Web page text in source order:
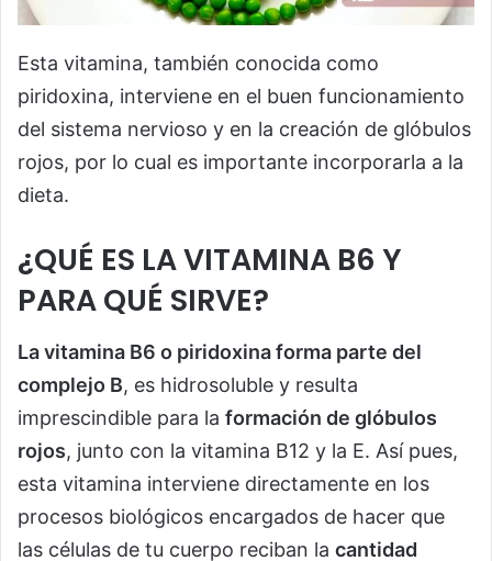
Esta vitamina, también conocida como
piridoxina, interviene en el buen funcionamiento
del sistema nervioso y en la creación de glóbulos
rojos, por lo cual es importante incorporarla a la
dieta.
¿QUÉ ES LA VITAMINA B6 Y
PARA QUÉ SIRVE?
La vitamina B6 o piridoxina forma parte del
complejo B, es hidrosoluble y resulta
imprescindible para la formación de glóbulos
rojos, junto con la vitamina B12 y la E. Así pues,
esta vitamina interviene directamente en los
procesos biológicos encargados de hacer que
las células de tu cuerpo reciban la cantidad